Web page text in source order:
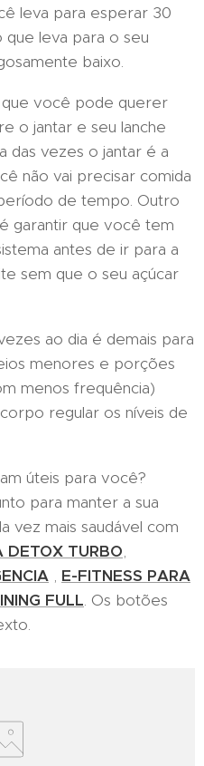
leva para esperar 30
leva para o seu
baixo.
você pode querer
o jantar e seu lanche
das vezes o jantar é a
não vai precisar comida
de tempo. Outro
garantir que você tem
antes de ir para a
sem que o seu açúcar
ao dia é demais para
menores e porções
menos frequência)
regular os níveis de
úteis para você?
para manter a sua
vez mais saudável com
DETOX TURBO,
, E-FITNESS PARA
FULL. Os botões